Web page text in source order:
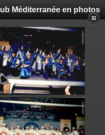
Méditerranée en photos